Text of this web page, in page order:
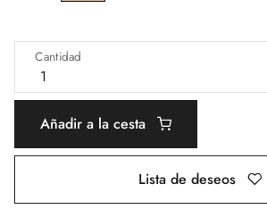
Cantidad
Añadir a la cesta
Lista de deseos